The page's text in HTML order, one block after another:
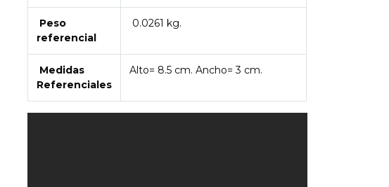
Peso
referencial
0.0261 kg.
Medidas
Referenciales
Alto= 8.5 cm. Ancho= 3 cm.